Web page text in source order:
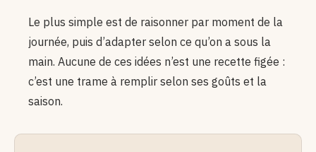
Le plus simple est de raisonner par moment de la
journée, puis d’adapter selon ce qu’on a sous la
main. Aucune de ces idées n’est une recette figée :
c’est une trame à remplir selon ses goûts et la
saison.